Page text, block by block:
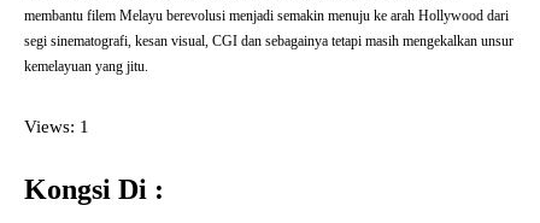
membantu filem Melayu berevolusi menjadi semakin menuju ke arah Hollywood dari
segi sinematografi, kesan visual, CGI dan sebagainya tetapi masih mengekalkan unsur
kemelayuan yang jitu.
Views: 1
Kongsi Di :